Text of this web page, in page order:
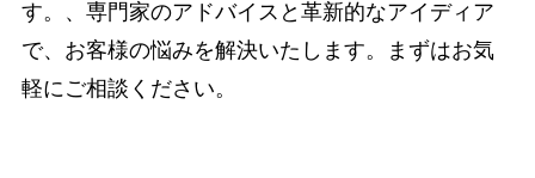
す。、専門家のアドバイスと革新的なアイディア
で、お客様の悩みを解決いたします。まずはお気
軽にご相談ください。